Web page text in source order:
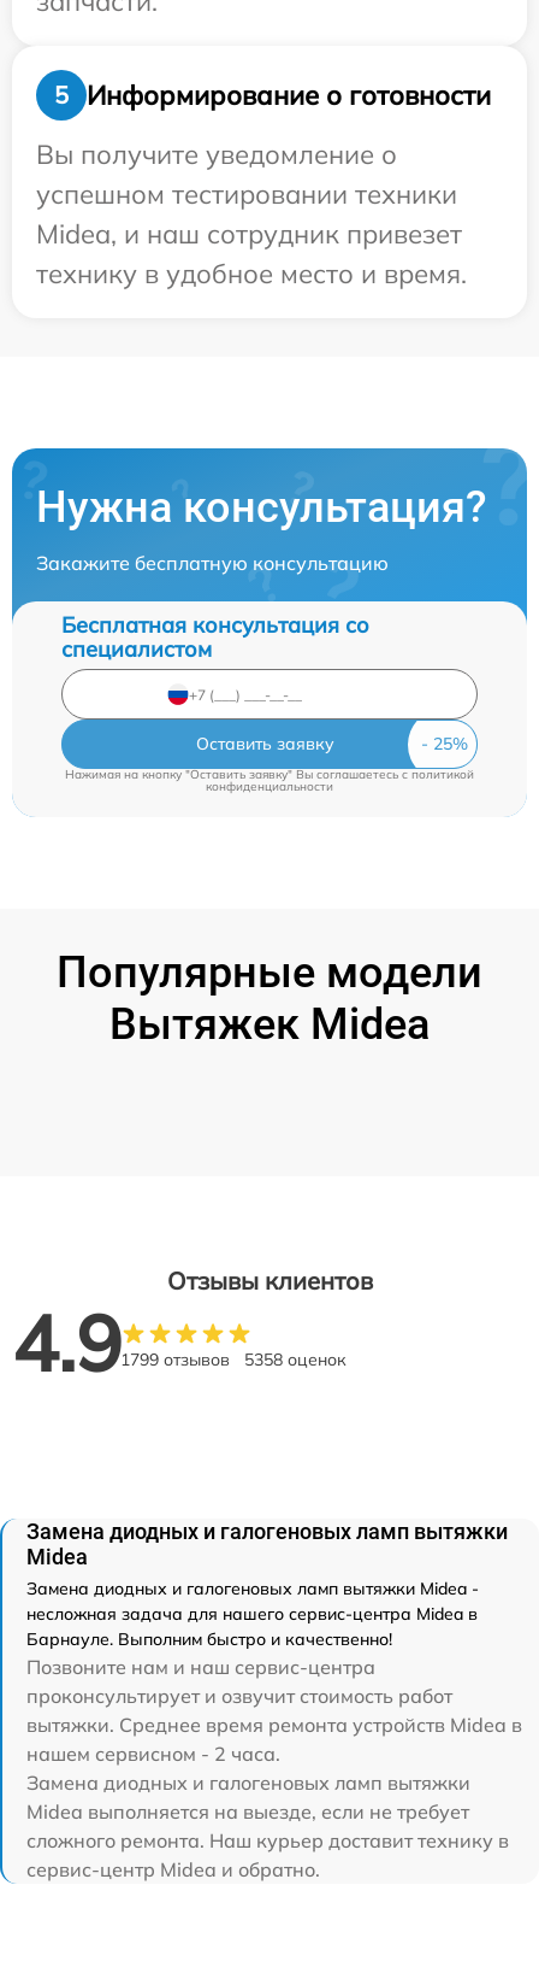
5
Информирование о готовности
Вы получите уведомление о
успешном тестировании техники
Midea, и наш сотрудник привезет
технику в удобное место и время.
Нужна консультация?
Закажите бесплатную консультацию
Бесплатная консультация со
специалистом
Оставить заявку
Нажимая на кнопку "Оставить заявку" Вы соглашаетесь cполитикой
конфиденциальности
Популярные модели
Вытяжек Midea
Отзывы клиентов
4.91799 отзывов 5358 оценок
Замена диодных и галогеновых ламп вытяжки
Midea
Замена диодных и галогеновых ламп вытяжки Midea -
несложная задача для нашего сервис-центра Midea в
Барнауле. Выполним быстро и качественно!
Позвоните нам и наш сервис-центра
проконсультирует и озвучит стоимость работ
вытяжки. Среднее время ремонта устройств Midea в
нашем сервисном - 2 часа.
Замена диодных и галогеновых ламп вытяжки
Midea выполняется на выезде, если не требует
сложного ремонта. Наш курьер доставит технику в
сервис-центр Midea и обратно.